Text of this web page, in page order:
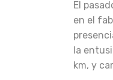
El
en el
la
km, y